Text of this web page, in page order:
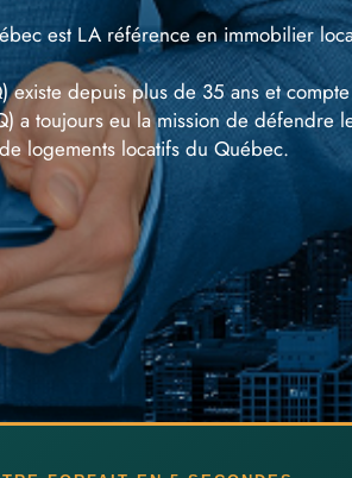
est LA référence en immobilier
existe depuis plus de 35 ans et
a toujours eu la mission de défendre
logements locatifs du Québec.